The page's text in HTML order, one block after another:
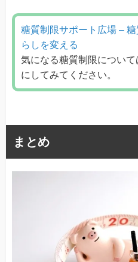
糖質制限サポート広場 –
らしを変える
気になる糖質制限につい
にしてみてください。
まとめ